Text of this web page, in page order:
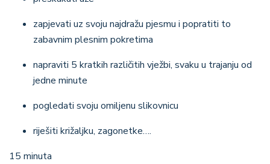
zapjevati uz svoju najdražu pjesmu i popratiti to
zabavnim plesnim pokretima
napraviti 5 kratkih različitih vježbi, svaku u trajanju od
jedne minute
pogledati svoju omiljenu slikovnicu
riješiti križaljku, zagonetke….
15 minuta